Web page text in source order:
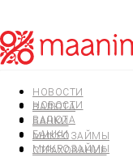
НОВОСТИ
ВАЛЮТА
БАНКИ
МИКРОЗАЙМЫ
НОВОСТИ
ВАЛЮТА
БАНКИ
МИКРОЗАЙМЫ
СТРАХОВАНИЕ